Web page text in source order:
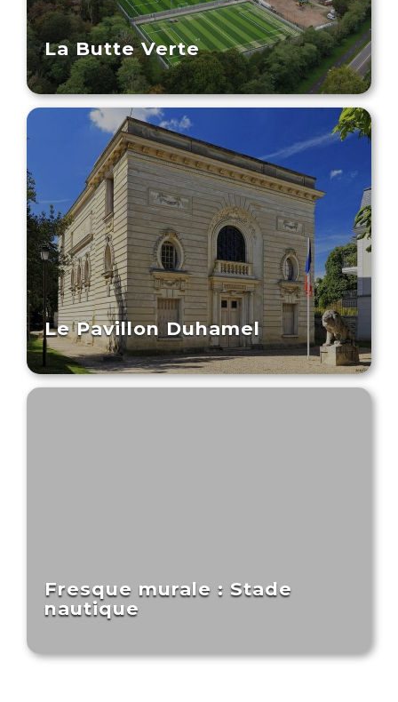
La Butte Verte
Le Pavillon Duhamel
Fresque murale : Stade
nautique